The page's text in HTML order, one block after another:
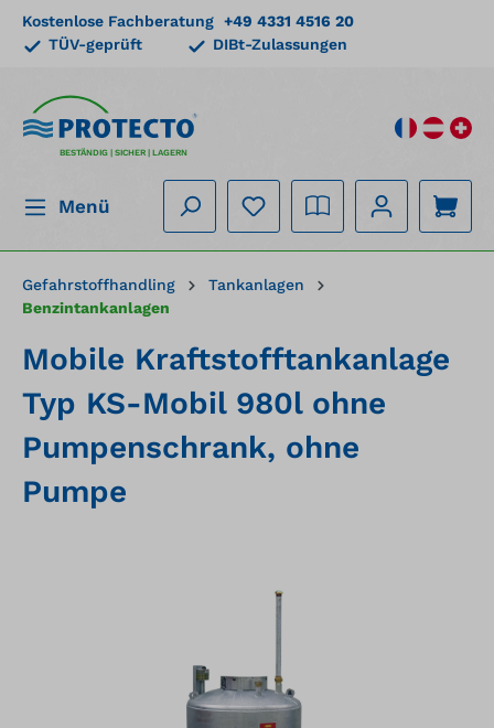
springen
Kostenlose Fachberatung +49 4331 4516 20
TÜV-geprüft
DIBt-Zulassungen
BESTÄNDIG | SICHER | LAGERN
Menü
Gefahrstoffhandling
Tankanlagen
Benzintankanlagen
Mobile Kraftstofftankanlage
Typ KS-Mobil 980l ohne
Pumpenschrank, ohne
Pumpe